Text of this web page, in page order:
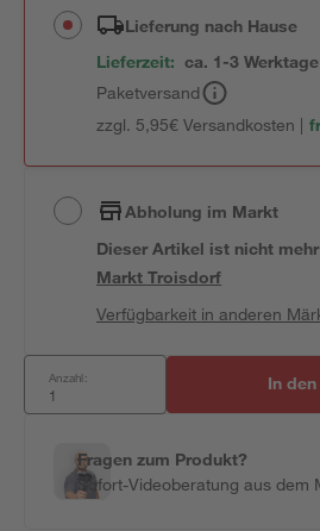
Lieferung nach Hause
Lieferzeit: ca. 1-3 Werktage
Paketversand
zzgl. 5,95€ Versandkosten |
Abholung im Markt
Dieser Artikel ist nicht
MarktTroisdorf
Verfügbarkeit in anderen
Anzahl: In
Fragen zum Produkt?
Sofort-Videoberatung aus dem